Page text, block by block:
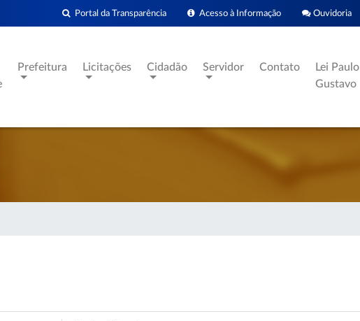
Ouvidoria
Acesso à Informação
Portal da Transparência
Prefeitura Licitações Cidadão Servidor Contato
Lei Paulo
Gustavo